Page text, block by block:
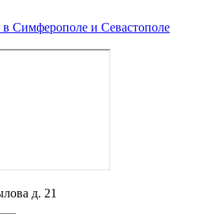
д. 21